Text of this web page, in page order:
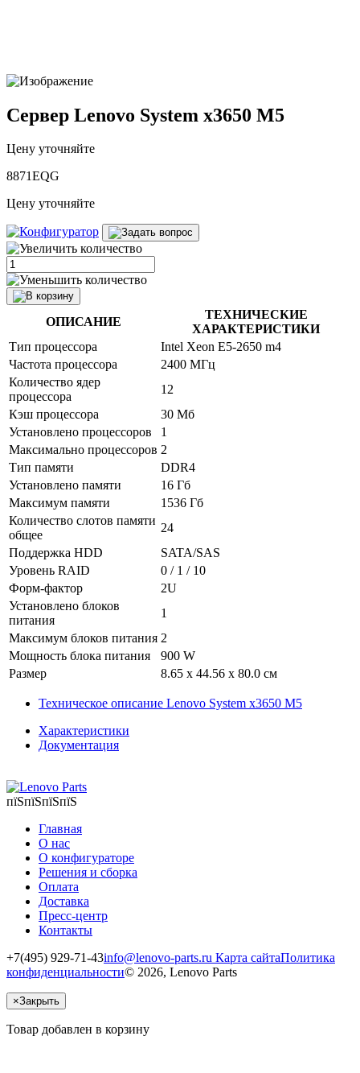
Сервер Lenovo System x3650 M5
Цену уточняйте
8871EQG
Цену уточняйте
ОПИСАНИЕ
ТЕХНИЧЕСКИЕ
ХАРАКТЕРИСТИКИ
Тип процессора
Intel Xeon E5-2650 m4
Частота процессора
2400 МГц
Количество ядер
процессора
12
Кэш процессора
30 Мб
Установлено процессоров
1
Максимально процессоров 2
Тип памяти
DDR4
Установлено памяти
16 Гб
Максимум памяти
1536 Гб
Количество слотов памяти
общее
24
Поддержка HDD
SATA/SAS
Уровень RAID
0 / 1 / 10
Форм-фактор
2U
Установлено блоков
питания
1
Максимум блоков питания 2
Мощность блока питания
900 W
Размер
8.65 x 44.56 x 80.0 см
Техническое описание Lenovo System x3650 M5
Характеристики
Документация
пїЅпїЅпїЅпїЅ
Главная
О нас
О конфигураторе
Решения и сборка
Оплата
Доставка
Пресс-центр
Контакты
+7(495) 929-71-43info@lenovo-parts.ru Карта сайтаПолитика
конфиденциальности© 2026, Lenovo Parts
×Закрыть
Товар добавлен в корзину